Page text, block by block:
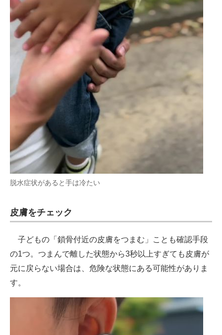
脱水症状があると手は冷たい
皮膚をチェック
子どもの「鎖骨付近の皮膚をつまむ」ことも確認手段
の1つ。つまんで離した状態から3秒以上すぎても皮膚が
元に戻らない場合は、危険な状態にある可能性がありま
す。